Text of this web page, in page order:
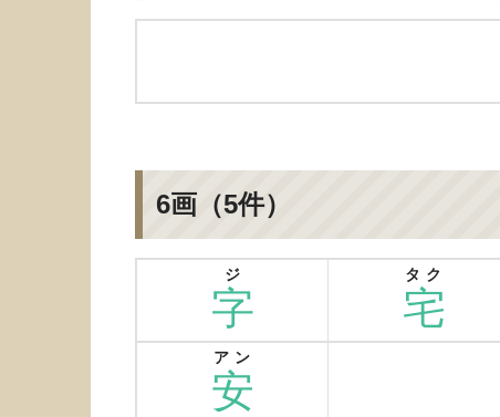
6画（5件）
字
ジ
宅
タク
安
アン